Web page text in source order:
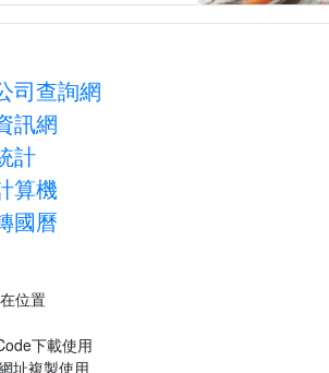
司查詢網
訊網
計
算機
國曆
位置
下載使用
址複製使用